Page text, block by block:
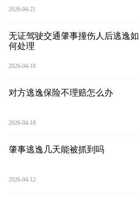
2026-04-21
无证驾驶交通肇事撞伤人后逃逸如
何处理
2026-04-18
对方逃逸保险不理赔怎么办
2026-04-18
肇事逃逸几天能被抓到吗
2026-04-12